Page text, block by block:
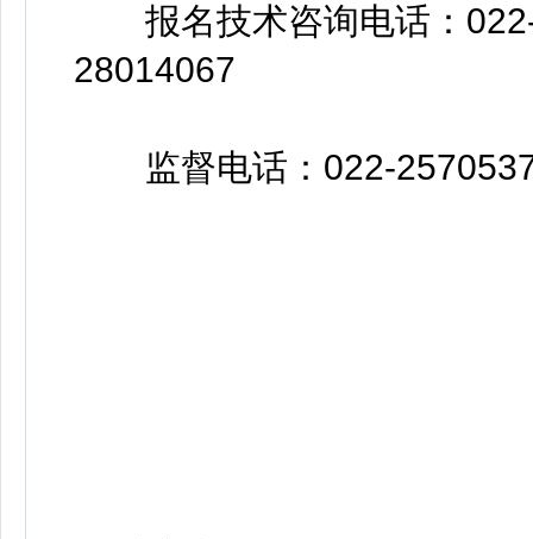
报名技术咨询电话：022-
28014067
监督电话：022-